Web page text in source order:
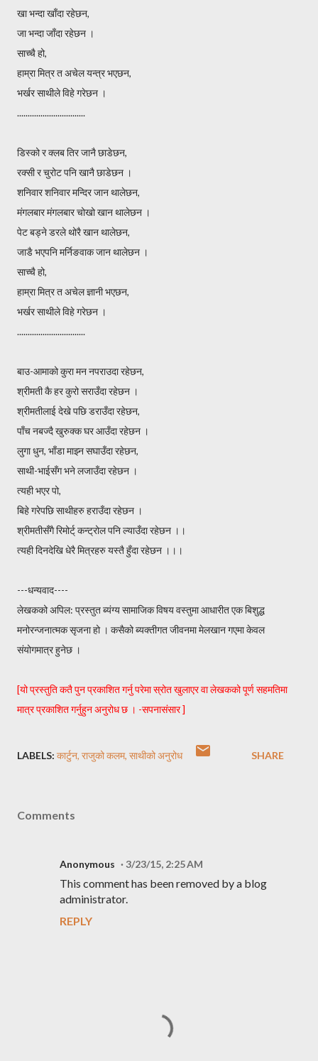
खा भन्दा खाँदा रहेछन,
जा भन्दा जाँदा रहेछन ।
साच्चै हो,
हाम्रा मित्र त अचेल यन्त्र भएछन,
भर्खर साथीले विहे गरेछन ।
................................
डिस्को र क्लब तिर जानै छाडेछन,
रक्सी र चुरोट पनि खानै छाडेछन ।
शनिवार शनिवार मन्दिर जान थालेछन,
मंगलबार मंगलबार चोखो खान थालेछन ।
पेट बड्ने डरले थोरै खान थालेछन,
जाडै भएपनि मर्निङवाक जान थालेछन ।
साच्चै हो,
हाम्रा मित्र त अचेल ज्ञानी भएछन,
भर्खर साथीले विहे गरेछन ।
................................
बाउ-आमाको कुरा मन नपराउदा रहेछन,
श्रीमती कै हर कुरो सराउँदा रहेछन ।
श्रीमतीलाई देखे पछि डराउँदा रहेछन,
पाँच नबज्दै खुरुक्क घर आउँदा रहेछन ।
लुगा धुन, भाँडा माझ्न सघाउँदा रहेछन,
साथी-भाईसँग भने लजाउँदा रहेछन ।
त्यही भएर पो,
बिहे गरेपछि साथीहरु हराउँदा रहेछन ।
श्रीमतीसँगै रिमोर्ट् कन्ट्रोल पनि ल्याउँदा रहेछन ।।
त्यही दिनदेखि धेरै मित्रहरु यस्तै हुँदा रहेछन ।।।
---धन्यवाद----
लेखकको अपिल: प्रस्तुत ब्यंग्य सामाजिक विषय वस्तुमा आधारीत एक बिशुद्ध
मनोरन्जनात्मक सृजना हो । कसैको ब्यक्तीगत जीवनमा मेलखान गएमा केवल
संयोगमात्र हुनेछ ।
[यो प्रस्तुति कतै पुन प्रकाशित गर्नु परेमा स्रोत खुलाएर वा लेखकको पूर्ण सहमतिमा
मात्र प्रकाशित गर्नुहुन अनुरोध छ । -सपनासंसार ]
LABELS: कार्टुन राजुको कलम साथीको अनुरोध SHARE
Comments
Anonymous 3/23/15, 2:25 AM
This comment has been removed by a blog
administrator.
REPLY